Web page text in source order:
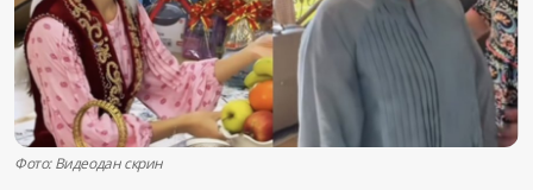
Жаңалықтар
Қоғам
Спорт
Фото: Видеодан скрин